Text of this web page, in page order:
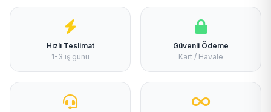
Hızlı Teslimat
1-3 iş günü
Güvenli Ödeme
Kart / Havale